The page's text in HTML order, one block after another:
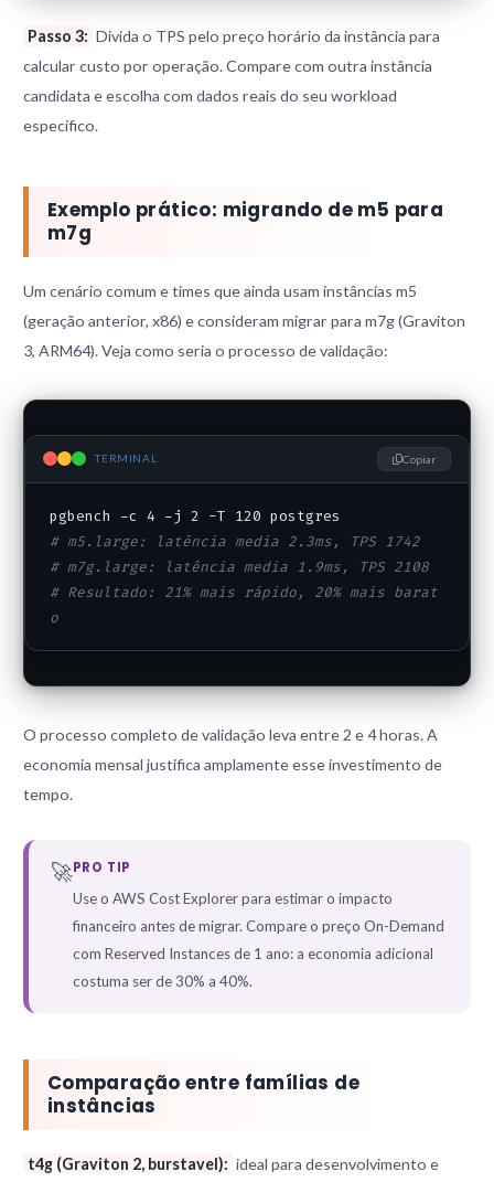
Passo 3: Divida o TPS pelo preço horário da instância para
calcular custo por operação. Compare com outra instância
candidata e escolha com dados reais do seu workload
específico.
Exemplo prático: migrando de m5 para
m7g
Um cenário comum e times que ainda usam instâncias m5
(geração anterior, x86) e consideram migrar para m7g (Graviton
3, ARM64). Veja como seria o processo de validação:
TERMINAL Copiar
# m5.large: latência media 2.3ms, TPS 1742
# m7g.large: latência media 1.9ms, TPS 2108
# Resultado: 21% mais rápido, 20% mais barat
o
O processo completo de validação leva entre 2 e 4 horas. A
economia mensal justifica amplamente esse investimento de
tempo.
🚀PRO TIP
Use o AWS Cost Explorer para estimar o impacto
financeiro antes de migrar. Compare o preço On-Demand
com Reserved Instances de 1 ano: a economia adicional
costuma ser de 30% a 40%.
Comparação entre famílias de
instâncias
t4g (Graviton 2, burstavel): ideal para desenvolvimento e